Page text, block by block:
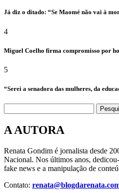
Já diz o ditado: “Se Maomé não vai à
4
Miguel Coelho firma compromisso por
5
“Serei a senadora das mulheres, da
A AUTORA
Renata Gondim é jornalista desde
Nacional. Nos últimos anos,
fake news e a manipulação de
Contato: